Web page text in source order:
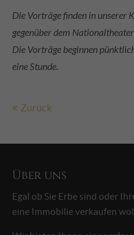
Die Vorträge finden in unserer
gegenüber dem
Die Vorträge beginnen
eine Stunde.
Zurück
Über uns
Egal ob Sie Erbe sind oder
eine Immobilie verkaufen